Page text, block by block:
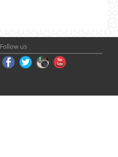
Follow us